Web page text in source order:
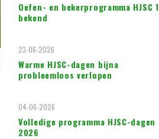
Oefen- en bekerprogramma HJSC 1
bekend
Warme HJSC-dagen bijna
probleemloos verlopen
23-06-2026
Volledige programma HJSC-dagen
2026
04-06-2026